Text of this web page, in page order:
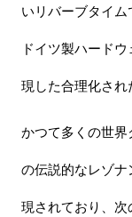
いリバーブタイ
ドイツ製ハード
現した合理化され
かつて多くの世界
の伝説的なレゾ
現されており、次